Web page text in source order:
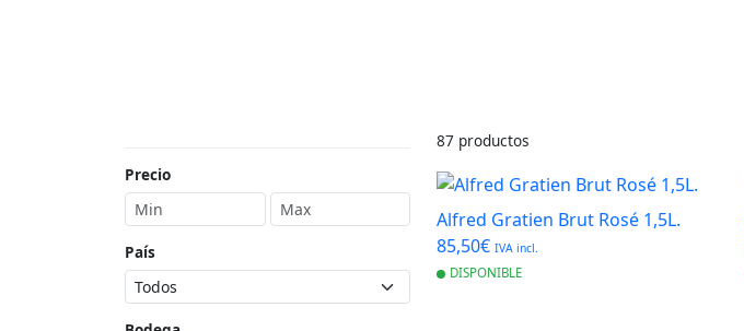
Precio
País
87 productos
Alfred Gratien Brut Rosé 1,5L.
85,50€ IVA incl.
DISPONIBLE